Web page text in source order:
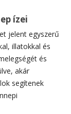
ízei
jelent egyszerű
illatokkal és
és
akár
segítenek